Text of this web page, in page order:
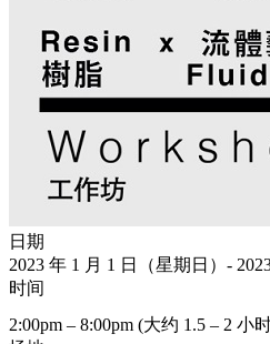
日期
2023 年 1 月 1 日（星期日）-
时间
2:00pm – 8:00pm (大约 1.5 – 2 小